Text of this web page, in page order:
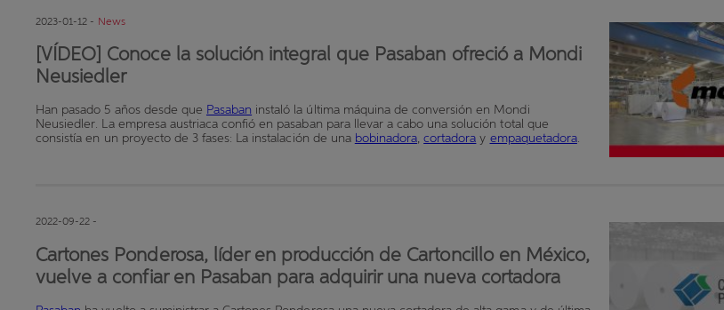
2023-01-12 - News
[VÍDEO] Conoce la solución integral que Pasaban ofreció a Mondi
Neusiedler
Han pasado 5 años desde que Pasaban instaló la última máquina de conversión en Mondi
Neusiedler. La empresa austriaca confió en pasaban para llevar a cabo una solución total que
consistía en un proyecto de 3 fases: La instalación de una bobinadora,cortadora y empaquetadora.
2022-09-22 -
Cartones Ponderosa, líder en producción de Cartoncillo en México,
vuelve a confiar en Pasaban para adquirir una nueva cortadora